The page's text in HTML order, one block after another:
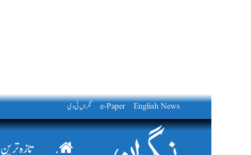
English News
e-Paper نگراں ٹی وی
. تازہ ترین